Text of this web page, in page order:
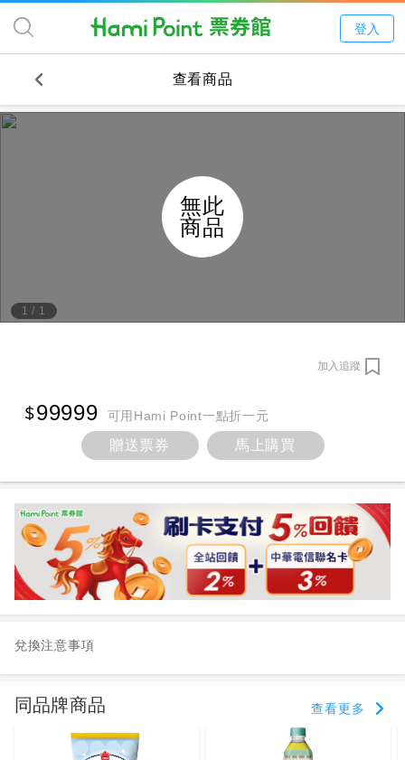
登入
查看商品
1 / 1
無此
商品
加入追蹤
99999 可用Hami Point一點折一元
贈送票券 馬上購買
兌換注意事項
同品牌商品 查看更多